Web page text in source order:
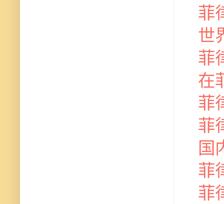
菲
世
菲
在
菲
菲
国
菲
菲